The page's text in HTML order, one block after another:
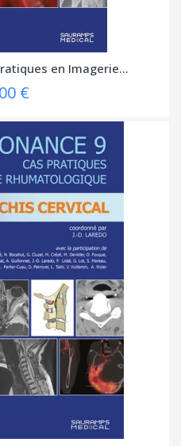
en Imagerie...
€